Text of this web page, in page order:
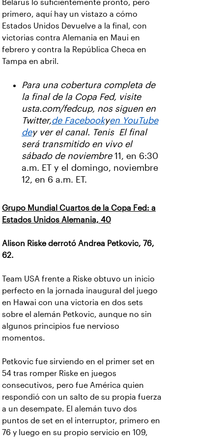
Belarús lo suficientemente pronto, pero
primero, aquí hay un vistazo a cómo
Estados Unidos Devuelve a la final, con
victorias contra Alemania en Maui en
febrero y contra la República Checa en
Tampa en abril.
Para una cobertura completa de
la final de la Copa Fed, visite
usta.com/fedcup, nos siguen en
Twitter,de Facebookyen YouTube
dey ver el canal. Tenis El final
será transmitido en vivo el
sábado de noviembre11, en 6:30
a.m. ET y el domingo, noviembre
12, en 6 a.m. ET.
Grupo Mundial Cuartos de la Copa Fed: a
Estados Unidos Alemania, 40
Alison Riske derrotó Andrea Petkovic, 76,
62.
Team USA frente a Riske obtuvo un inicio
perfecto en la jornada inaugural del juego
en Hawai con una victoria en dos sets
sobre el alemán Petkovic, aunque no sin
algunos principios fue nervioso
momentos.
Petkovic fue sirviendo en el primer set en
54 tras romper Riske en juegos
consecutivos, pero fue América quien
respondió con un salto de su propia fuerza
a un desempate. El alemán tuvo dos
puntos de set en el interruptor, primero en
76 y luego en su propio servicio en 109,